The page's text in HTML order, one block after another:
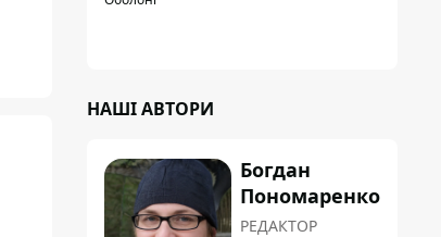
НАШІ АВТОРИ
Богдан
Пономаренко
РЕДАКТОР